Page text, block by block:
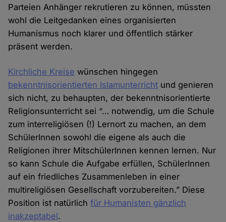
Parteien Anhänger rekrutieren zu können, müssten
wohl die Leitgedanken eines organisierten
Humanismus noch klarer und öffentlich stärker
präsent werden.
Kirchliche Kreise wünschen hingegen
bekenntnisorientierten Islamunterricht und genieren
sich nicht, zu behaupten, der bekenntnisorientierte
Religionsunterricht sei “… notwendig, um die Schule
zum interreligiösen (!) Lernort zu machen, an dem
SchülerInnen sowohl die eigene als auch die
Religionen ihrer MitschülerInnen kennen lernen. Nur
so kann Schule die Aufgabe erfüllen, SchülerInnen
auf ein friedliches Zusammenleben in einer
multireligiösen Gesellschaft vorzubereiten.” Diese
Position ist natürlichfür Humanisten gänzlich
inakzeptabel.